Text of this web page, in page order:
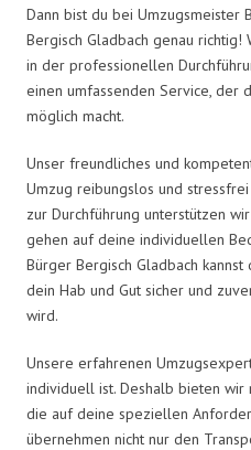
Dann bist du bei Umzugsmeister
Bergisch Gladbach genau
in der professionellen
einen umfassenden Service, der
möglich macht.
Unser freundliches und
Umzug reibungslos und
zur Durchführung unterstützen
gehen auf deine individuellen
Bürger Bergisch Gladbach
dein Hab und Gut sicher und
wird.
Unsere erfahrenen
individuell ist. Deshalb bieten wir
die auf deine speziellen
übernehmen nicht nur den